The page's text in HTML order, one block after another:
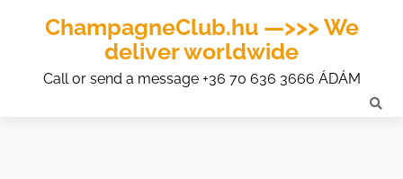
ChampagneClub.hu —>>> We
deliver worldwide
Call or send a message +36 70 636 3666 ÁDÁM